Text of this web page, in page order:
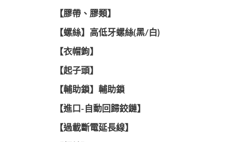
【膠帶、膠類】
【螺絲】高低牙螺絲(黑/白)
【衣帽鉤】
【起子頭】
【輔助鎖】輔助鎖
【進口-自動回歸鉸鏈】
【過載斷電延長線】